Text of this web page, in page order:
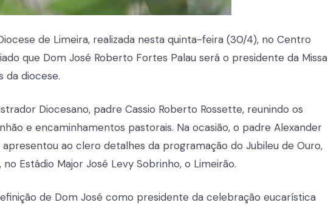
de Limeira, realizada nesta quinta-feira (30/4), no Centro
que Dom José Roberto Fortes Palau será o presidente da Missa
da diocese.
Diocesano, padre Cassio Roberto Rossette, reunindo os
e encaminhamentos pastorais. Na ocasião, o padre Alexander
ao clero detalhes da programação do Jubileu de Ouro,
Estádio Major José Levy Sobrinho, o Limeirão.
de Dom José como presidente da celebração eucarística